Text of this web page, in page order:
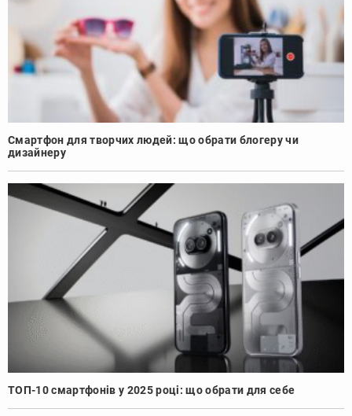
Смартфон для творчих людей: що обрати блогеру чи
дизайнеру
ТОП-10 смартфонів у 2025 році: що обрати для себе